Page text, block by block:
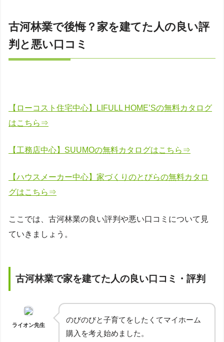
古河林業で後悔？家を建てた人の良い評
判と悪い口コミ
【ローコスト住宅中心】LIFULL HOME’Sの無料カタログ
はこちら⇒
【工務店中心】SUUMOの無料カタログはこちら⇒
【ハウスメーカー中心】家づくりのとびらの無料カタロ
グはこちら⇒
ここでは、古河林業の良い評判や悪い口コミについて見
ていきましょう。
古河林業で家を建てた人の良い口コミ・評判
ライオン先生
のびのびと子育てをしたくてマイホーム
購入を考え始めました。